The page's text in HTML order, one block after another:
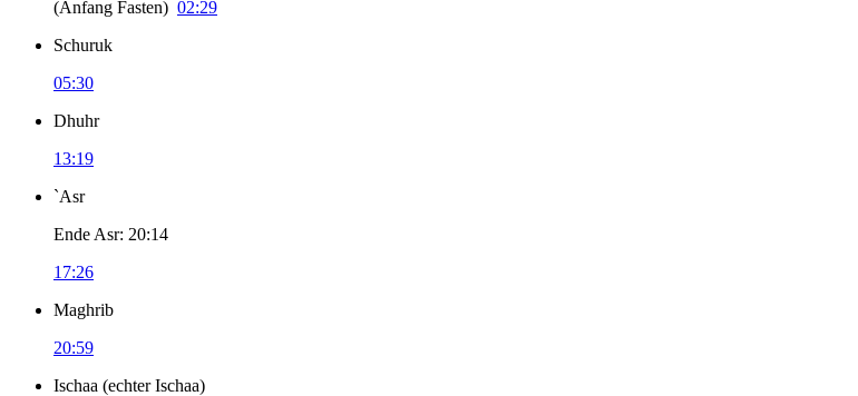
(Anfang Fasten) 02:29
Schuruk
05:30
Dhuhr
13:19
`Asr
Ende Asr: 20:14
17:26
Maghrib
20:59
Ischaa (echter Ischaa)